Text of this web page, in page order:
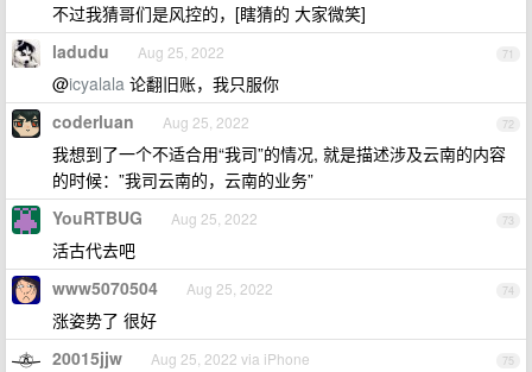
不过我猜哥们是风控的，[瞎猜的 大家微笑]
71
ladudu Aug 25, 2022
@icyalala 论翻旧账，我只服你
72
coderluan Aug 25, 2022
我想到了一个不适合用“我司”的情况, 就是描述涉及云南的内容
的时候：”我司云南的，云南的业务”
73
YouRTBUG Aug 25, 2022
活古代去吧
74
www5070504 Aug 25, 2022
涨姿势了 很好
75
20015jjw Aug 25, 2022 via iPhone